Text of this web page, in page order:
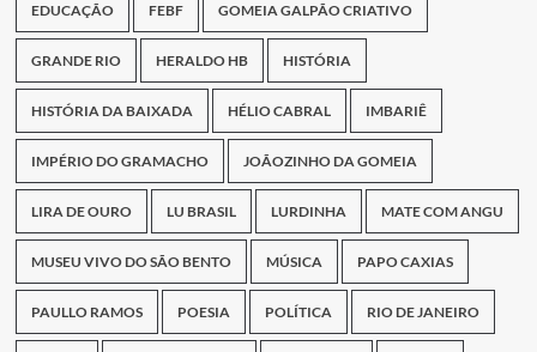
EDUCAÇÃO FEBF GOMEIA GALPÃO CRIATIVO
GRANDE RIO HERALDO HB HISTÓRIA
HISTÓRIA DA BAIXADA HÉLIO CABRAL IMBARIÊ
IMPÉRIO DO GRAMACHO JOÃOZINHO DA GOMEIA
LIRA DE OURO LU BRASIL LURDINHA MATE COM ANGU
MUSEU VIVO DO SÃO BENTO MÚSICA PAPO CAXIAS
PAULLO RAMOS POESIA POLÍTICA RIO DE JANEIRO